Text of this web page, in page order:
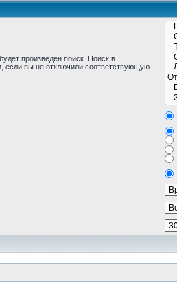
произведён поиск. Поиск в
если вы не отключили соответствующую